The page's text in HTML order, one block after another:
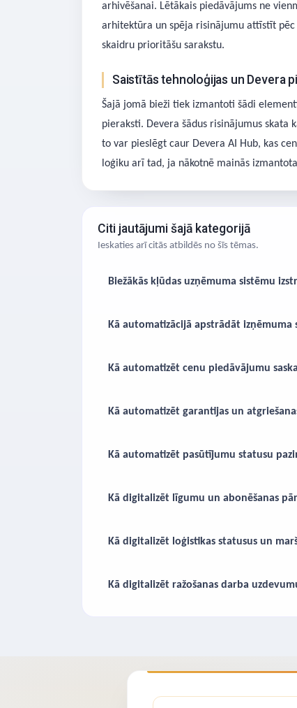
arhivēšanai. Lētākais piedāvājums ne
arhitektūra un spēja risinājumu attīstīt pēc
skaidru prioritāšu sarakstu.
Saistītās tehnoloģijas un Devera
Šajā jomā bieži tiek izmantoti šādi
pieraksti. Devera šādus risinājumus skata
to var pieslēgt caur Devera AI Hub, kas
loģiku arī tad, ja nākotnē mainās
Citi jautājumi šajā kategorijā
Ieskaties arī citās atbildēs no šīs tēmas.
Biežākās kļūdas uzņēmuma sistēmu
Kā automatizācijā apstrādāt izņēmuma
Kā automatizēt cenu piedāvājumu
Kā automatizēt garantijas un
Kā automatizēt pasūtījumu statusu
Kā digitalizēt līgumu un abonēšanas
Kā digitalizēt loģistikas statusus un
Kā digitalizēt ražošanas darba